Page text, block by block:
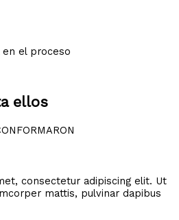
el proceso
ellos
consectetur adipiscing elit. Ut
mattis, pulvinar dapibus